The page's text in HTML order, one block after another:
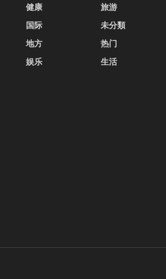
健康
国际
地方
娱乐
旅游
未分類
热门
生活